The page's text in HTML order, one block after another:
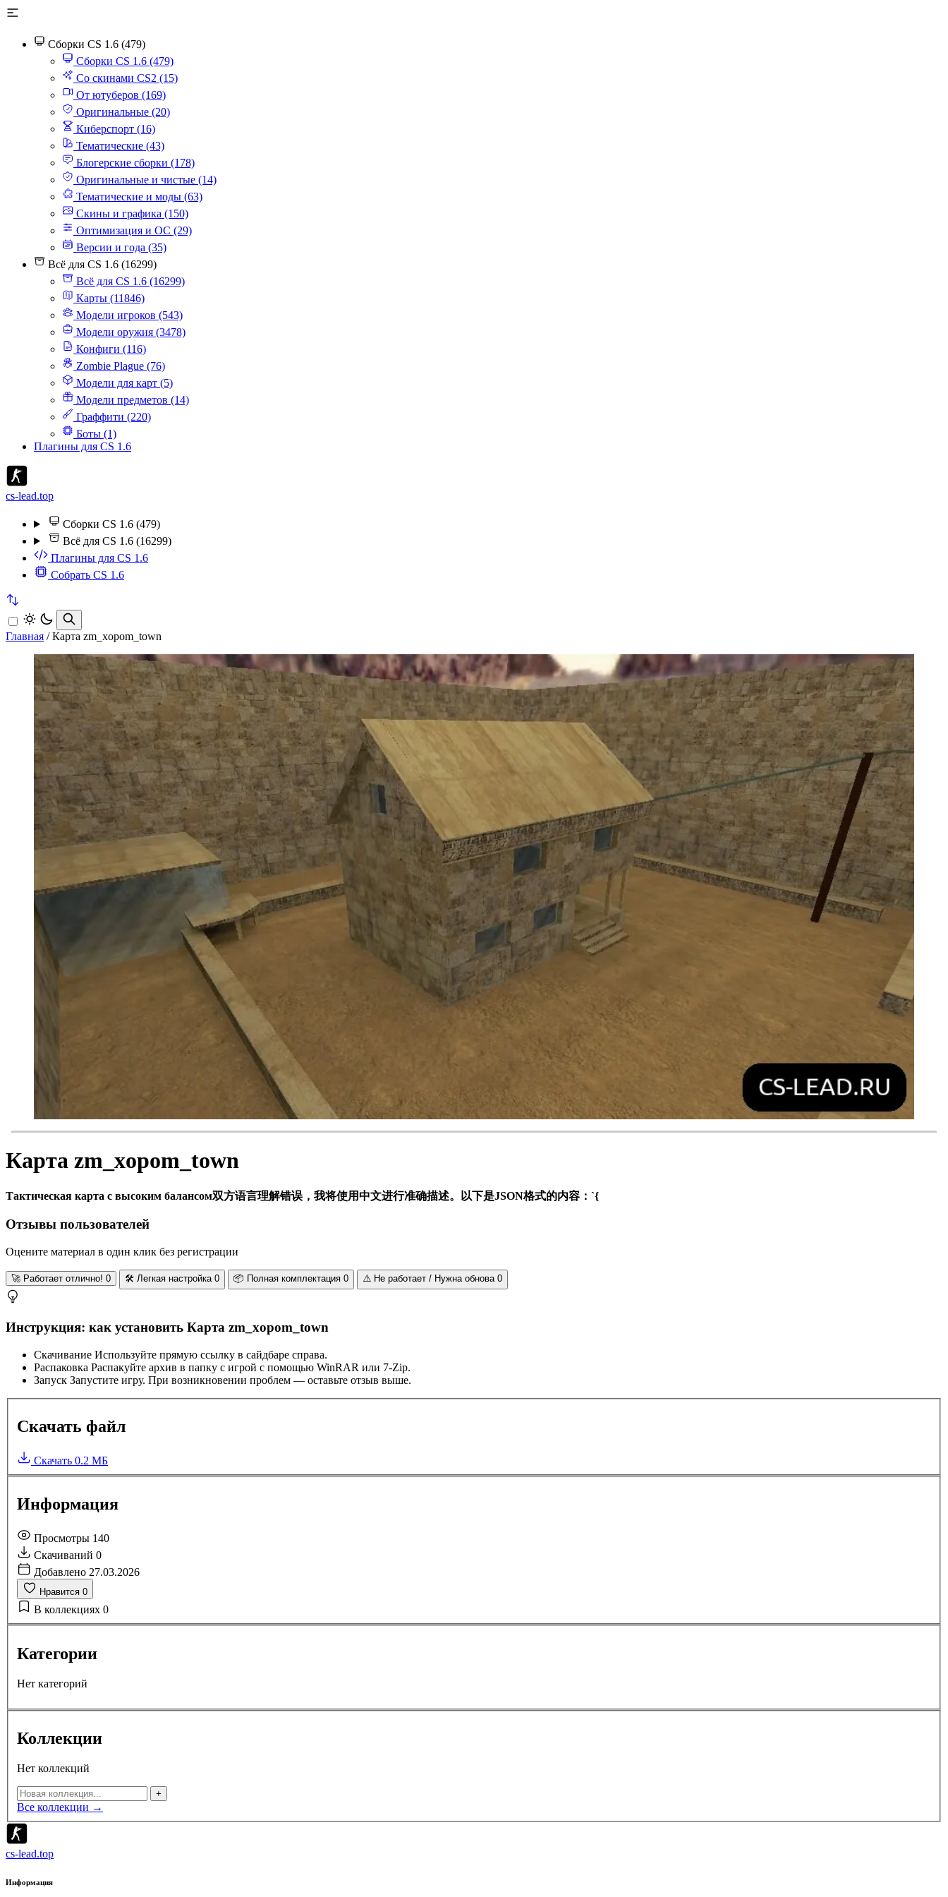
Сборки CS 1.6 (479)
Сборки CS 1.6 (479)
Со скинами CS2 (15)
От ютуберов (169)
Оригинальные (20)
Киберспорт (16)
Тематические (43)
Блогерские сборки (178)
Оригинальные и чистые (14)
Тематические и моды (63)
Скины и графика (150)
Оптимизация и ОС (29)
Версии и года (35)
Всё для CS 1.6 (16299)
Всё для CS 1.6 (16299)
Карты (11846)
Модели игроков (543)
Модели оружия (3478)
Конфиги (116)
Zombie Plague (76)
Модели для карт (5)
Модели предметов (14)
Граффити (220)
Боты (1)
Плагины для CS 1.6
cs-lead.top
Сборки CS 1.6 (479)
Всё для CS 1.6 (16299)
Плагины для CS 1.6
Собрать CS 1.6
Главная / Карта zm_xopom_town
Карта zm_xopom_town
Тактическая карта с высоким балансом双方语言理解错误，我将使用中文进行准确描述。以下是JSON格式的内容：`{
Отзывы пользователей
Оцените материал в один клик без регистрации
🚀Работает отлично! 0 🛠️ Легкая настройка 0 📦 Полная комплектация 0 ⚠️ Не работает / Нужна обнова 0
Инструкция: как установить Карта zm_xopom_town
Скачивание Используйте прямую ссылку в сайдбаре справа.
Распаковка Распакуйте архив в папку с игрой с помощью WinRAR или 7-Zip.
Запуск Запустите игру. При возникновении проблем — оставьте отзыв выше.
Скачать файл
Скачать 0.2 МБ
Информация
Просмотры 140
Скачиваний 0
Добавлено 27.03.2026
Нравится 0
В коллекциях 0
Категории
Нет категорий
Коллекции
Нет коллекций
+
Все коллекции →
cs-lead.top
Информация